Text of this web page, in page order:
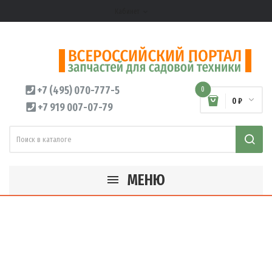
+7 (495) 070-777-5
+7 919 007-07-79
0
0 ₽
МЕНЮ